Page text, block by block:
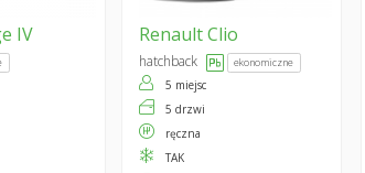
IV RenaultClio
hatchback ekonomiczne
5 miejsc
5 drzwi
ręczna
TAK